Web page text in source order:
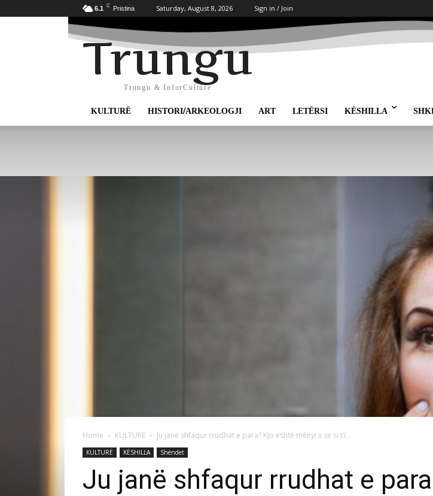
6.1 C Pristina Saturday, August 8, 2026 Sign in / Join
Trungu
Trungu & InforCulture
KULTURË HISTORI/ARKEOLOGJI ART LETËRSI KËSHILLA
Home KULTURË Ju janë shfaqur rrudhat e para? Kjo është mënyra se si t’i...
KULTURË KËSHILLA Shëndet
Ju janë shfaqur rrudhat e